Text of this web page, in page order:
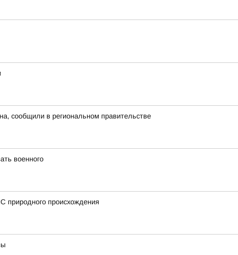
сообщили в региональном правительстве
военного
природного происхождения